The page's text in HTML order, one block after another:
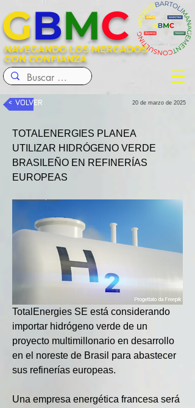
NAVEGANDO LOS MERCADOS
CON CONFIANZA
GBMC
< VOLVER 20 de marzo de 2025
TOTALENERGIES PLANEA
UTILIZAR HIDRÓGENO VERDE
BRASILEÑO EN REFINERÍAS
EUROPEAS
TotalEnergies SE está considerando
importar hidrógeno verde de un
proyecto multimillonario en desarrollo
en el noreste de Brasil para abastecer
sus refinerías europeas.
Una empresa energética francesa será